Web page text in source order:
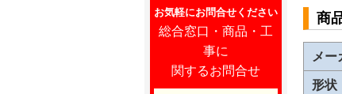
お気軽にお問合せください
総合窓口・商品・工
事に
関するお問合せ
商
メー
形状